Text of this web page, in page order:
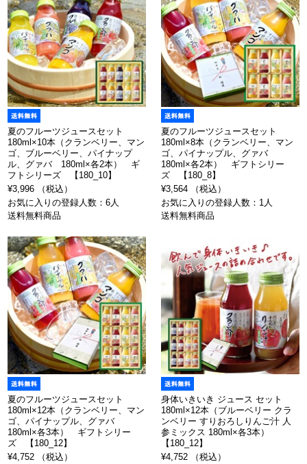
夏のフルーツジュースセット
180ml×10本（クランベリー、マン
ゴ、ブルーベリー、パイナップ
ル、グァバ 180ml×各2本） ギ
フトシリーズ 【180_10】
¥3,996 （税込）
お気に入りの登録人数：6人
送料無料商品
夏のフルーツジュースセット
180ml×8本（クランベリー、マン
ゴ、パイナップル、グァバ
180ml×各2本） ギフトシリー
ズ 【180_8】
¥3,564 （税込）
お気に入りの登録人数：1人
送料無料商品
夏のフルーツジュースセット
180ml×12本（クランベリー、マン
ゴ、パイナップル、グァバ
180ml×各3本） ギフトシリー
ズ 【180_12】
¥4,752 （税込）
身体いきいき ジュース セット
180ml×12本（ブルーベリー クラ
ンベリー すりおろしりんご汁 人
参ミックス 180ml×各3本）
【180_12】
¥4,752 （税込）